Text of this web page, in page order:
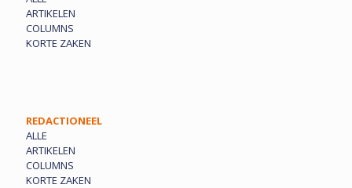
ARTIKELEN
COLUMNS
KORTE ZAKEN
REDACTIONEEL
ALLE
ARTIKELEN
COLUMNS
KORTE ZAKEN